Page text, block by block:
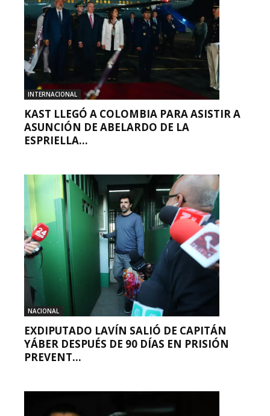
INTERNACIONAL
KAST LLEGÓ A COLOMBIA PARA ASISTIR A
ASUNCIÓN DE ABELARDO DE LA
ESPRIELLA...
NACIONAL
EXDIPUTADO LAVÍN SALIÓ DE CAPITÁN
YÁBER DESPUÉS DE 90 DÍAS EN PRISIÓN
PREVENT...